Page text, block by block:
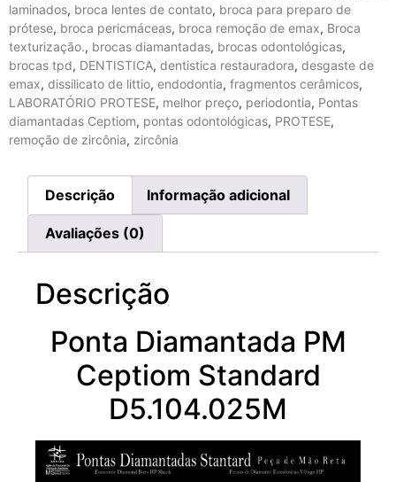
laminados, broca lentes de contato, broca para preparo de
prótese, broca pericmáceas, broca remoção de emax, Broca
texturização., brocas diamantadas, brocas odontológicas,
brocas tpd, DENTISTICA, dentistica restauradora, desgaste de
emax, dissilicato de littio, endodontia, fragmentos cerâmicos,
LABORATÓRIO PROTESE, melhor preço, periodontia, Pontas
diamantadas Ceptiom, pontas odontológicas, PROTESE,
remoção de zircônia, zircônia
Descrição Informação adicional
Avaliações (0)
Descrição
Ponta Diamantada PM
Ceptiom Standard
D5.104.025M